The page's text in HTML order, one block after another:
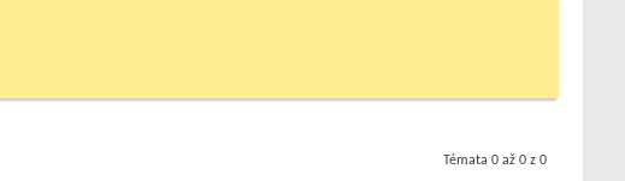
Témata 0 až 0 z 0